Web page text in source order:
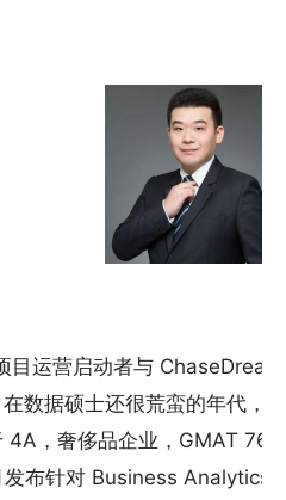
目运营启动者与
数据硕士还很荒蛮的年代，
4A，奢侈品企业，GMAT
发布针对 Business